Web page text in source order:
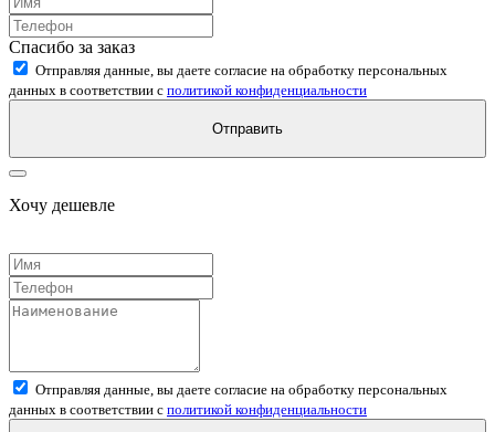
Спасибо за заказ
Отправляя данные, вы даете согласие на обработку персональных
данных в соответствии с политикой конфиденциальности
Отправить
Хочу дешевле
Отправляя данные, вы даете согласие на обработку персональных
данных в соответствии с политикой конфиденциальности